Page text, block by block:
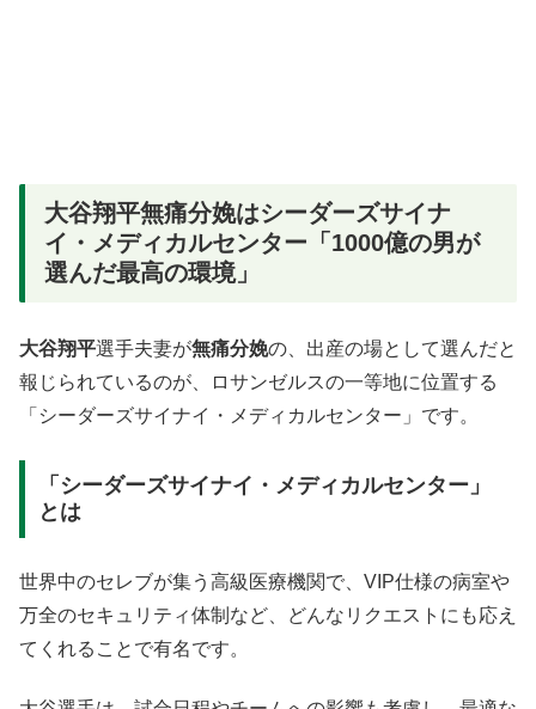
大谷翔平無痛分娩はシーダーズサイナ
イ・メディカルセンター「1000億の男が
選んだ最高の環境」
大谷翔平選手夫妻が無痛分娩の、出産の場として選んだと
報じられているのが、ロサンゼルスの一等地に位置する
「シーダーズサイナイ・メディカルセンター」です。
「シーダーズサイナイ・メディカルセンター」
とは
世界中のセレブが集う高級医療機関で、VIP仕様の病室や
万全のセキュリティ体制など、どんなリクエストにも応え
てくれることで有名です。